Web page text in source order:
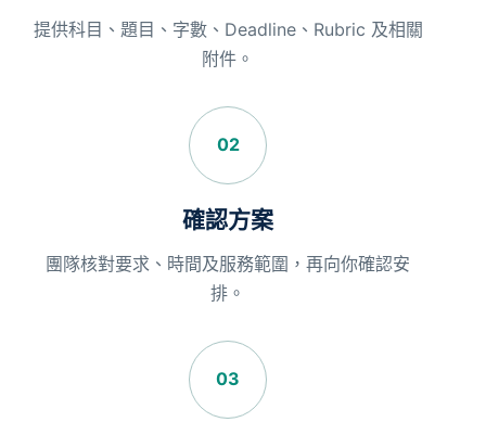
提供科目、題目、字數、Deadline、Rubric 及相關
附件。
02
確認方案
團隊核對要求、時間及服務範圍，再向你確認安
排。
03